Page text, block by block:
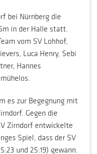
bei Nürnberg die
in der Halle statt.
vom SV Lohhof,
Luca Henry, Sebi
Hannes
es zur Begegnung mit
Gegen die
Zirndorf entwickelte
Spiel, dass der SV
und 25:19) gewann.